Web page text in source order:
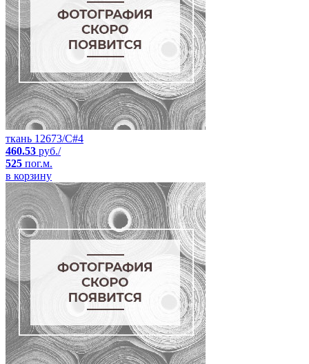
ткань 12673/C#4
460.53 руб./
525 пог.м.
в корзину